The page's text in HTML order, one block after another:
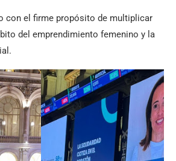
con el firme propósito de multiplicar
del emprendimiento femenino y la